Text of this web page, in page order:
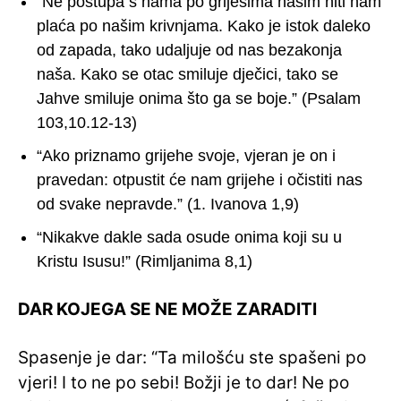
plaća po našim krivnjama. Kako je istok daleko
od zapada, tako udaljuje od nas bezakonja
naša. Kako se otac smiluje dječici, tako se
Jahve smiluje onima što ga se boje.” (Psalam
103,10.12-13)
“Ako priznamo grijehe svoje, vjeran je on i
pravedan: otpustit će nam grijehe i očistiti nas
od svake nepravde.” (1. Ivanova 1,9)
“Nikakve dakle sada osude onima koji su u
Kristu Isusu!” (Rimljanima 8,1)
DAR KOJEGA SE NE MOŽE ZARADITI
Spasenje je dar: “Ta milošću ste spašeni po
vjeri! I to ne po sebi! Božji je to dar! Ne po